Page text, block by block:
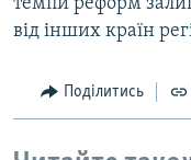
від інших країн
Поділитись